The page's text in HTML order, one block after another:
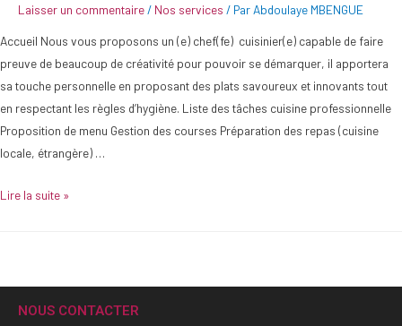
Laisser un commentaire/ Nos services / Par Abdoulaye MBENGUE
Accueil Nous vous proposons un (e) chef(fe) cuisinier(e) capable de faire
preuve de beaucoup de créativité pour pouvoir se démarquer, il apportera
sa touche personnelle en proposant des plats savoureux et innovants tout
en respectant les règles d’hygiène. Liste des tâches cuisine professionnelle
Proposition de menu Gestion des courses Préparation des repas (cuisine
locale, étrangère) …
Lire la suite »
NOUS CONTACTER